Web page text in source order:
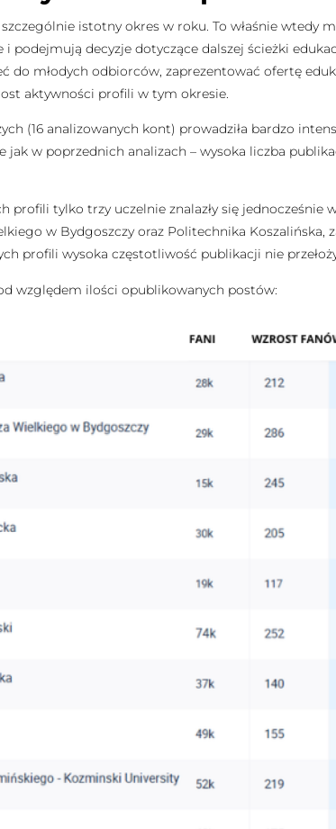
istotny okres w roku. To właśnie
podejmują decyzje dotyczące dalszej ścieżki
do młodych odbiorców, zaprezentować ofertę
aktywności profili w tym okresie.
(16 analizowanych kont) prowadziła bardzo
jak w poprzednich analizach – wysoka liczba
profili tylko trzy uczelnie znalazły się
w Bydgoszczy oraz Politechnika
profili wysoka częstotliwość publikacji nie
względem ilości opublikowanych postów: